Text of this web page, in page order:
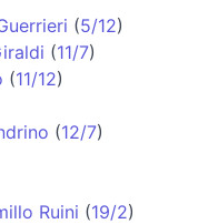
(5/12)
(11/7)
(11/12)
(12/7)
Ruini (19/2)